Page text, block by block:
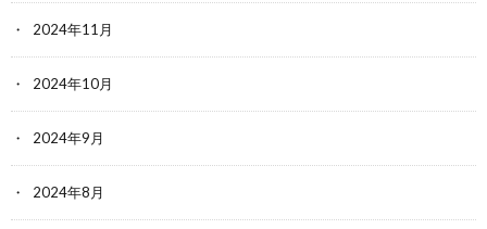
2024年11月
2024年10月
2024年9月
2024年8月